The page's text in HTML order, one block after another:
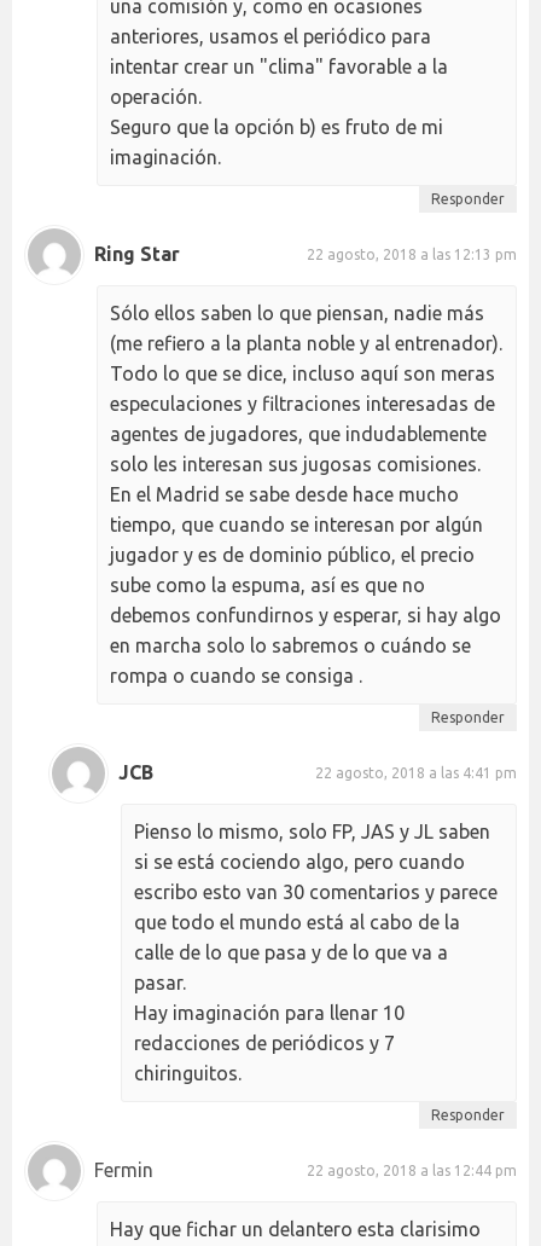
una comisión y, como en ocasiones
anteriores, usamos el periódico para
intentar crear un "clima" favorable a la
operación.
Seguro que la opción b) es fruto de mi
imaginación.
Responder
Ring Star 22 agosto, 2018 a las 12:13 pm
Sólo ellos saben lo que piensan, nadie más
(me refiero a la planta noble y al entrenador).
Todo lo que se dice, incluso aquí son meras
especulaciones y filtraciones interesadas de
agentes de jugadores, que indudablemente
solo les interesan sus jugosas comisiones.
En el Madrid se sabe desde hace mucho
tiempo, que cuando se interesan por algún
jugador y es de dominio público, el precio
sube como la espuma, así es que no
debemos confundirnos y esperar, si hay algo
en marcha solo lo sabremos o cuándo se
rompa o cuando se consiga .
Responder
JCB 22 agosto, 2018 a las 4:41 pm
Pienso lo mismo, solo FP, JAS y JL saben
si se está cociendo algo, pero cuando
escribo esto van 30 comentarios y parece
que todo el mundo está al cabo de la
calle de lo que pasa y de lo que va a
pasar.
Hay imaginación para llenar 10
redacciones de periódicos y 7
chiringuitos.
Responder
Fermin 22 agosto, 2018 a las 12:44 pm
Hay que fichar un delantero esta clarisimo